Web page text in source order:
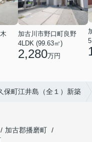
加古川市野口町良野
4LDK (99.63㎡)
2,280万円
保町江井島（全１）新築
加古郡播磨町